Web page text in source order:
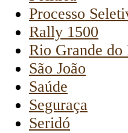
Processo
Rally 1500
Rio Grande do
São João
Saúde
Seguraça
Seridó